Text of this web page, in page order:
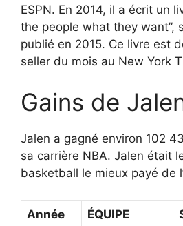
ESPN. En 2014, il a écrit un
the people what they want”,
publié en 2015. Ce livre est
seller du mois au New York
Gains de
Jalen a gagné environ 102
sa carrière NBA. Jalen était
basketball le mieux payé de
Année ÉQUIPE